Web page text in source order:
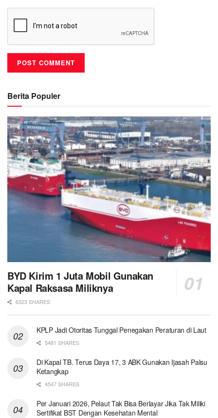
Berita Populer
BYD Kirim 1 Juta Mobil Gunakan
Kapal Raksasa Miliknya
6323 SHARES
KPLP Jadi Otoritas Tunggal Penegakan Peraturan di Laut
5481 SHARES
Di Kapal TB. Terus Daya 17, 3 ABK Gunakan Ijasah Palsu
Ketangkap
4547 SHARES
Per Januari 2026, Pelaut Tak Bisa Berlayar Jika Tak Miliki
Sertifikat BST Dengan Kesehatan Mental